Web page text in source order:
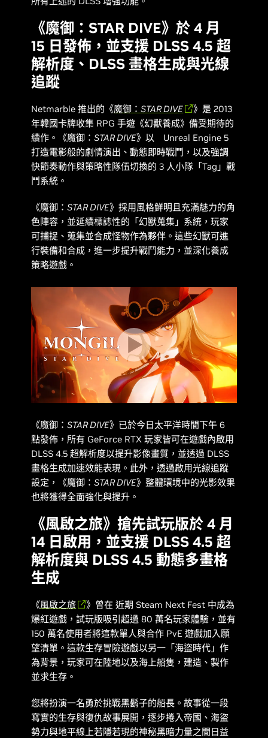
《魔御：STAR DIVE》於 4 月
15 日發佈，並支援 DLSS 4.5 超
解析度、DLSS 畫格生成與光線
追蹤
Netmarble 推出的《魔御：STAR DIVE
》是 2013
年韓國卡牌收集 RPG 手遊 《幻獸養成》備受期待的
續作。《魔御：STAR DIVE》以 Unreal Engine 5
打造電影般的劇情演出、動態即時戰鬥，以及強調
快節奏動作與策略性隊伍切換的 3 人小隊「Tag」戰
鬥系統。
《魔御：STAR DIVE》採用風格鮮明且充滿魅力的角
色陣容，並延續標誌性的「幻獸蒐集」系統，玩家
可捕捉、蒐集並合成怪物作為夥伴。這些幻獸可進
行裝備和合成，進一步提升戰鬥能力，並深化養成
策略遊戲。
《魔御：STAR DIVE》已於今日太平洋時間下午 6
點發佈，所有 GeForce RTX 玩家皆可在遊戲內啟用
DLSS 4.5 超解析度以提升影像畫質，並透過 DLSS
畫格生成加速效能表現。此外，透過啟用光線追蹤
設定，《魔御：STAR DIVE》整體環境中的光影效果
也將獲得全面強化與提升。
《風啟之旅》搶先試玩版於 4 月
14 日啟用，並支援 DLSS 4.5 超
解析度與 DLSS 4.5 動態多畫格
生成
《風啟之旅 》曾在 近期 Steam Next Fest 中成為
爆紅遊戲，試玩版吸引超過 80 萬名玩家體驗，並有
150 萬名使用者將這款單人與合作 PvE 遊戲加入願
望清單。這款生存冒險遊戲以另一「海盜時代」作
為背景，玩家可在陸地以及海上船隻，建造、製作
並求生存。
您將扮演一名勇於挑戰黑鬍子的船長。故事從一段
寫實的生存與復仇故事展開，逐步捲入帝國、海盜
勢力與地平線上若隱若現的神秘黑暗力量之間日益